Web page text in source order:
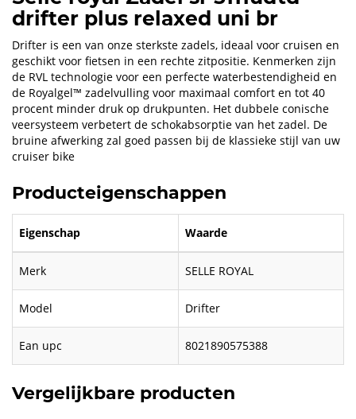
drifter plus relaxed uni br
Drifter is een van onze sterkste zadels, ideaal voor cruisen en
geschikt voor fietsen in een rechte zitpositie. Kenmerken zijn
de RVL technologie voor een perfecte waterbestendigheid en
de Royalgel™ zadelvulling voor maximaal comfort en tot 40
procent minder druk op drukpunten. Het dubbele conische
veersysteem verbetert de schokabsorptie van het zadel. De
bruine afwerking zal goed passen bij de klassieke stijl van uw
cruiser bike
Producteigenschappen
Eigenschap Waarde
Merk SELLE ROYAL
Model Drifter
Ean upc 8021890575388
Vergelijkbare producten